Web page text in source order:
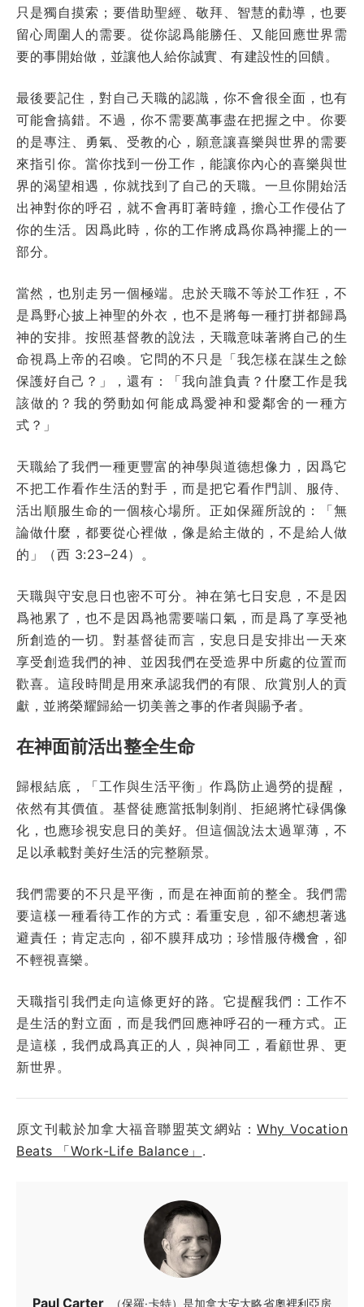
只是獨自摸索；要借助聖經、敬拜、智慧的勸導，也要
留心周圍人的需要。從你認爲能勝任、又能回應世界需
要的事開始做，並讓他人給你誠實、有建設性的回饋。
最後要記住，對自己天職的認識，你不會很全面，也有
可能會搞錯。不過，你不需要萬事盡在把握之中。你要
的是專注、勇氣、受教的心，願意讓喜樂與世界的需要
來指引你。當你找到一份工作，能讓你內心的喜樂與世
界的渴望相遇，你就找到了自己的天職。一旦你開始活
出神對你的呼召，就不會再盯著時鐘，擔心工作侵佔了
你的生活。因爲此時，你的工作將成爲你爲神擺上的一
部分。
當然，也別走另一個極端。忠於天職不等於工作狂，不
是爲野心披上神聖的外衣，也不是將每一種打拼都歸爲
神的安排。按照基督教的說法，天職意味著將自己的生
命視爲上帝的召喚。它問的不只是「我怎樣在謀生之餘
保護好自己？」，還有：「我向誰負責？什麼工作是我
該做的？我的勞動如何能成爲愛神和愛鄰舍的一種方
式？」
天職給了我們一種更豐富的神學與道德想像力，因爲它
不把工作看作生活的對手，而是把它看作門訓、服侍、
活出順服生命的一個核心場所。正如保羅所說的：「無
論做什麼，都要從心裡做，像是給主做的，不是給人做
的」（西 3:23–24）。
天職與守安息日也密不可分。神在第七日安息，不是因
爲祂累了，也不是因爲祂需要喘口氣，而是爲了享受祂
所創造的一切。對基督徒而言，安息日是安排出一天來
享受創造我們的神、並因我們在受造界中所處的位置而
歡喜。這段時間是用來承認我們的有限、欣賞別人的貢
獻，並將榮耀歸給一切美善之事的作者與賜予者。
在神面前活出整全生命
歸根結底，「工作與生活平衡」作爲防止過勞的提醒，
依然有其價值。基督徒應當抵制剝削、拒絕將忙碌偶像
化，也應珍視安息日的美好。但這個說法太過單薄，不
足以承載對美好生活的完整願景。
我們需要的不只是平衡，而是在神面前的整全。我們需
要這樣一種看待工作的方式：看重安息，卻不總想著逃
避責任；肯定志向，卻不膜拜成功；珍惜服侍機會，卻
不輕視喜樂。
天職指引我們走向這條更好的路。它提醒我們：工作不
是生活的對立面，而是我們回應神呼召的一種方式。正
是這樣，我們成爲真正的人，與神同工，看顧世界、更
新世界。
原文刊載於加拿大福音聯盟英文網站：Why Vocation
Beats 「Work-Life Balance」 .
Paul Carter
（保羅·卡特）是加拿大安大略省奧裡利亞房